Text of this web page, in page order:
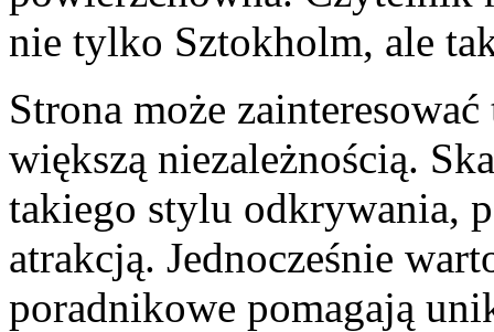
nie tylko Sztokholm, ale
Strona może
większą niezależnością.
takiego stylu odkrywania,
atrakcją. Jednocześnie
poradnikowe pomagają